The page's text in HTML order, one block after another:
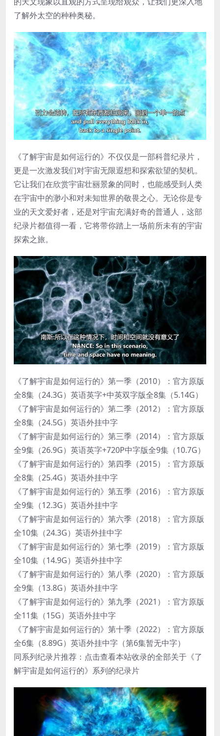
了解外太空的种种奥秘。
《了解宇宙是如何运行的》不仅仅是一部科普纪录片，
更是一次激发我们对宇宙无限遐想和探索欲望的契机。
它让我们在欣赏宇宙壮丽景象的同时，也能感受到人类
在宇宙中的渺小和对未知世界的敬畏之心。无论你是专
业的天文爱好者，还是对宇宙充满好奇的普通人，这部
纪录片都值得一看，它将带你踏上一场前所未有的宇宙
探索之旅。
《了解宇宙是如何运行的》第一季（2010）：官方原版
全8集（24.3G）英语英字+中英双字版全8集（5.14G）
《了解宇宙是如何运行的》第二季（2012）：官方原版
全8集（24.5G）英语外挂中字
《了解宇宙是如何运行的》第三季（2014）：官方原版
全9集（26.9G）英语英字+720P中字版全9集（10.7G）
《了解宇宙是如何运行的》第四季（2015）：官方原版
全8集（25.4G）英语外挂中字
《了解宇宙是如何运行的》第五季（2016）：官方原版
全9集（12.3G）英语外挂中字
《了解宇宙是如何运行的》第六季（2018）：官方原版
全10集（24.3G）英语外挂中字
《了解宇宙是如何运行的》第七季（2019）：官方原版
全10集（14.9G）英语外挂中字
《了解宇宙是如何运行的》第八季（2020）：官方原版
全9集（13.8G）英语外挂中字
《了解宇宙是如何运行的》第九季（2021）：官方原版
全11集（15G）英语外挂中字
《了解宇宙是如何运行的》第十季（2022）：官方原版
全6集（8.89G）英语外挂中字（第6集暂无中字）
同系列纪录片推荐：点击查看本站收录的全部关于《了
解宇宙是如何运行的》系列的纪录片